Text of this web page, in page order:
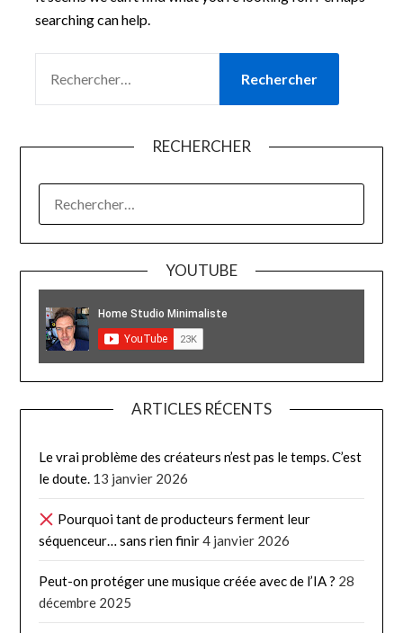
searching can help.
RECHERCHER
YOUTUBE
ARTICLES RÉCENTS
Le vrai problème des créateurs n’est pas le temps. C’est
le doute. 13 janvier 2026
Pourquoi tant de producteurs ferment leur
séquenceur… sans rien finir4 janvier 2026
Peut-on protéger une musique créée avec de l’IA ? 28
décembre 2025